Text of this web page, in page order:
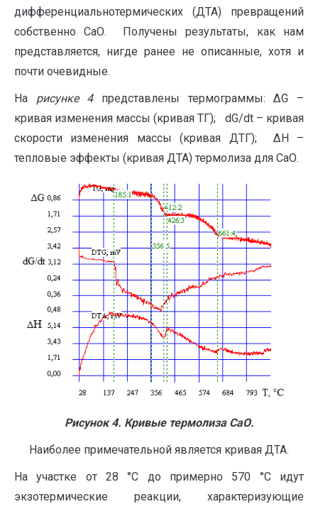
дифференциальнотермических (ДТА) превращений
собственно СаО. Получены результаты, как нам
представляется, нигде ранее не описанные, хотя и
почти очевидные.
На рисунке 4 представлены термограммы: ΔG –
кривая изменения массы (кривая ТГ); dG/dt – кривая
скорости изменения массы (кривая ДТГ); ΔН –
тепловые эффекты (кривая ДТА) термолиза для СаО.
Рисунок 4. Кривые термолиза СаО.
Наиболее примечательной является кривая ДТА.
На участке от 28 °С до примерно 570 °С идут
экзотермические реакции, характеризующие